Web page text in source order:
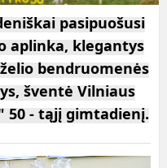
pasipuošusi
aplinka, klegantys
bendruomenės
šventė Vilniaus
50 - tąjį gimtadienį.